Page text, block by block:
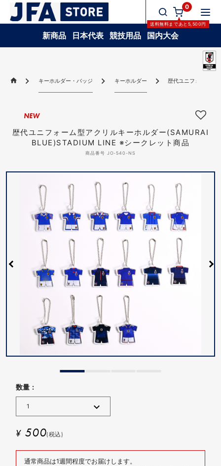
0
送料無料まであと 5,500円
新商品 日本代表 競技用品 国内大会
キーホルダー・バッジ キーホルダー 歴代ユニフォーム型
歴代ユニフォーム型アクリルキーホルダー(SAMURAI
BLUE)STADIUM LINE ※シークレット商品
商品番号 JO-540-NS
NEW
数量 :
¥ 500(税込)
通常商品は1週間程度でお届けします。